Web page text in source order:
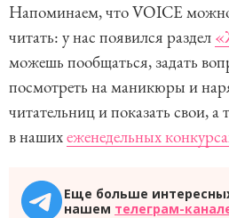
Напоминаем, что VOICE можно
читать: у нас появился раздел
можешь пообщаться, задать
посмотреть на маникюры и
читательниц и показать свои, а
в нашихеженедельных
Еще больше
нашем телеграм-